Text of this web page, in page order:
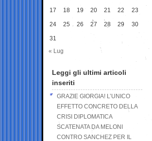
17 18 19 20 21 22 23
24 25 26 27 28 29 30
31
« Lug
Leggi gli ultimi articoli
inseriti
GRAZIE GIORGIA! L’UNICO
EFFETTO CONCRETO DELLA
CRISI DIPLOMATICA
SCATENATA DA MELONI
CONTRO SANCHEZ PER IL